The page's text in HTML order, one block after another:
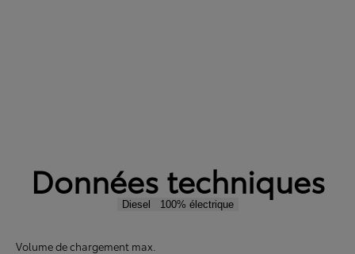
Données techniques
Diesel 100% électrique
Volume de chargement max.